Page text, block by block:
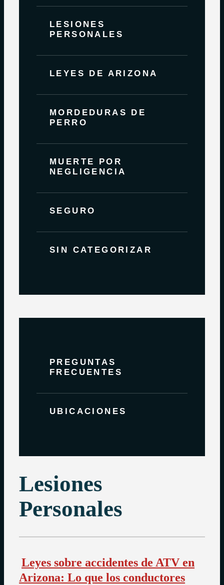
LESIONES
PERSONALES
LEYES DE ARIZONA
MORDEDURAS DE
PERRO
MUERTE POR
NEGLIGENCIA
SEGURO
SIN CATEGORIZAR
PREGUNTAS
FRECUENTES
UBICACIONES
Lesiones
Personales
Leyes sobre accidentes de ATV en
Arizona: Lo que los conductores